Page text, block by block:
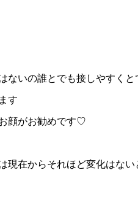
ないの誰とでも接しやすく
す
顔がお勧めです♡
現在からそれほど変化はない